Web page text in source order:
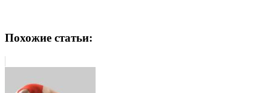
Похожие статьи: